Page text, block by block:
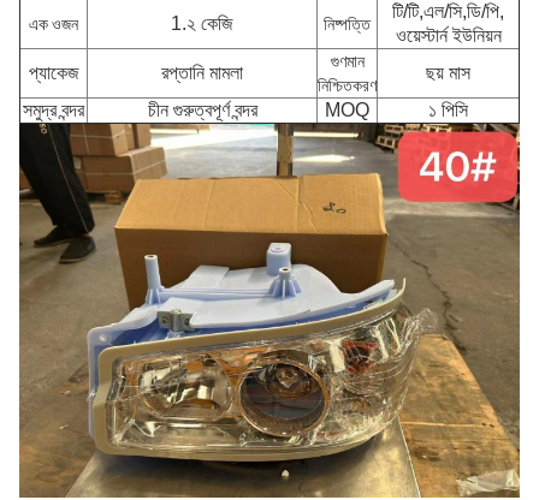
এক ওজন
1.২ কেজি নিষ্পত্তি
টি/টি,এল/সি,ডি/পি,
ওয়েস্টার্ন ইউনিয়ন
প্যাকেজ
রপ্তানি মামলা
গুণমান
নিশ্চিতকরণ
ছয় মাস
সমুদ্র বন্দর
চীন গুরুত্বপূর্ণ বন্দর MOQ ১ পিসি